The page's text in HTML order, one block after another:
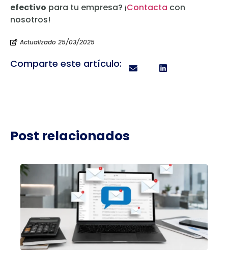
efectivo para tu empresa? ¡Contacta con
nosotros!
Actualizado 25/03/2025
Comparte este artículo:
Post relacionados